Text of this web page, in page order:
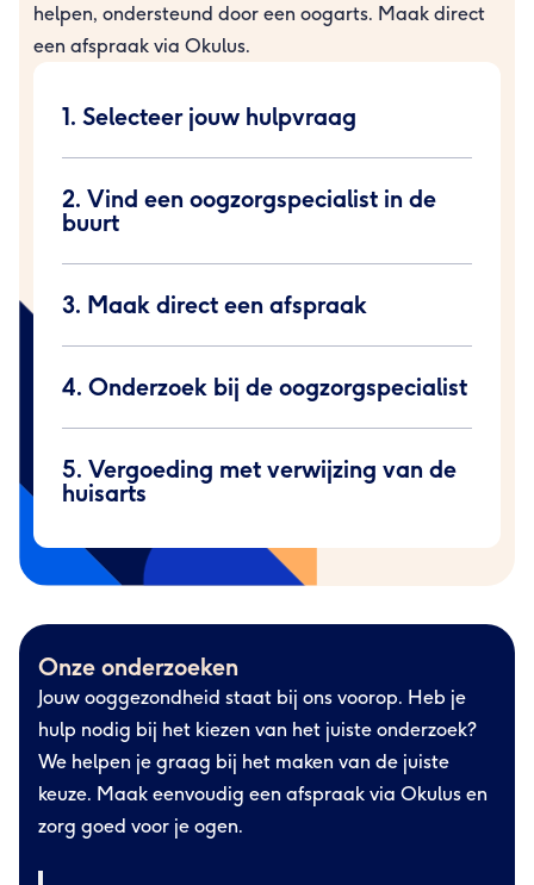
helpen, ondersteund door een oogarts. Maak direct
een afspraak via Okulus.
1. Selecteer jouw hulpvraag
2. Vind een oogzorgspecialist in de
buurt
3. Maak direct een afspraak
4. Onderzoek bij de oogzorgspecialist
5. Vergoeding met verwijzing van de
huisarts
Onze onderzoeken
Jouw ooggezondheid staat bij ons voorop. Heb je
hulp nodig bij het kiezen van het juiste onderzoek?
We helpen je graag bij het maken van de juiste
keuze. Maak eenvoudig een afspraak via Okulus en
zorg goed voor je ogen.